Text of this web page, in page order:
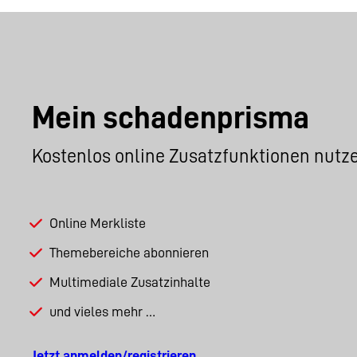
Mein schadenprisma
Kostenlos online Zusatzfunktionen
Online Merkliste
Themebereiche abonnieren
Multimediale Zusatzinhalte
und vieles mehr …